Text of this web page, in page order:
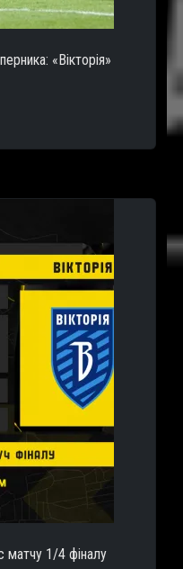
«Вікторія»
матчу 1/4 фіналу